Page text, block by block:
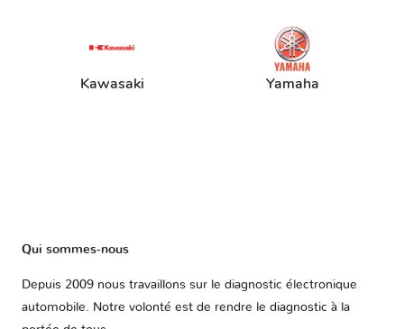
Kawasaki Yamaha
Qui sommes-nous
Depuis 2009 nous travaillons sur le diagnostic électronique
automobile. Notre volonté est de rendre le diagnostic à la